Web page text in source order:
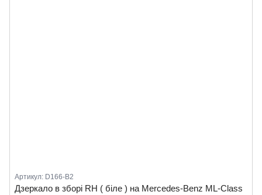
Артикул: D166-B2
Дзеркало в зборі RH ( біле ) на Mercedes-Benz ML-Class